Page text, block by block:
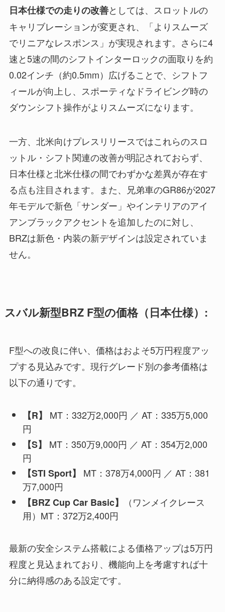
日本仕様での走りの改善としては、スロットルの
キャリブレーションが変更され、「よりスムーズ
でリニアなレスポンス」が実現されます。さらに4
速と5速の間のシフトインターロックの面取りを約
0.02インチ（約0.5mm）広げることで、シフトフ
ィールが向上し、スポーティなドライビング時の
ダウンシフト操作がよりスムーズになります。
一方、北米向けプレスリリースではこれらのスロ
ットル・シフト関連の改善が明記されておらず、
日本仕様と北米仕様の間でわずかな差異が存在す
る点も注目されます。また、兄弟車のGR86が2027
年モデルで新色「サンダー」やインテリアのアイ
アンブラックアクセントを追加したのに対し、
BRZは新色・内装の新デザインは設定されていま
せん。
スバル新型BRZ F型の価格（日本仕様）:
F型への改良に伴い、価格はおよそ5万円程度アッ
プする見込みです。現行グレード別の参考価格は
以下の通りです。
【R】
MT：332万2,000円 ／ AT：335万5,000
円
【S】
MT：350万9,000円 ／ AT：354万2,000
円
【STI Sport】
MT：378万4,000円 ／ AT：381
万7,000円
【BRZ Cup Car Basic】
（ワンメイクレース
用）MT：372万2,400円
最新の安全システム搭載による価格アップは5万円
程度と見込まれており、機能向上を考慮すれば十
分に納得感のある設定です。